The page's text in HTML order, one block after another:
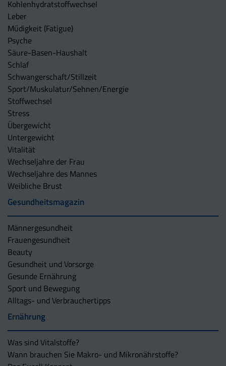
Kohlenhydratstoffwechsel
Leber
Müdigkeit (Fatigue)
Psyche
Säure-Basen-Haushalt
Schlaf
Schwangerschaft/Stillzeit
Sport/Muskulatur/Sehnen/Energie
Stoffwechsel
Stress
Übergewicht
Untergewicht
Vitalität
Wechseljahre der Frau
Wechseljahre des Mannes
Weibliche Brust
Gesundheitsmagazin
Männergesundheit
Frauengesundheit
Beauty
Gesundheit und Vorsorge
Gesunde Ernährung
Sport und Bewegung
Alltags- und Verbrauchertipps
Ernährung
Was sind Vitalstoffe?
Wann brauchen Sie Makro- und Mikronährstoffe?